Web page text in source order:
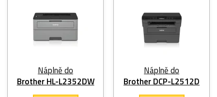
Náplně do
Brother HL-L2352DW
Náplně do
Brother DCP-L2512D